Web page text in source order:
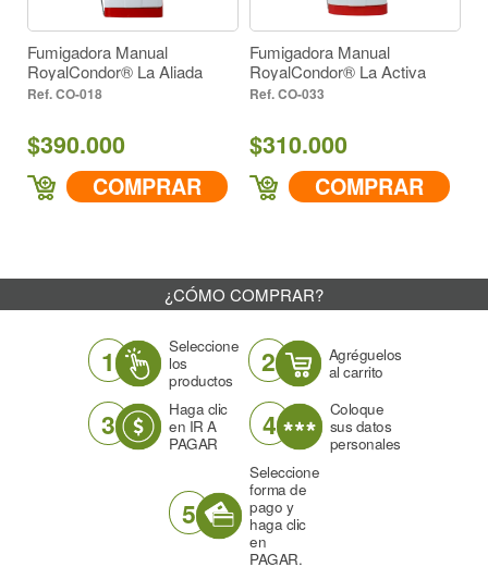
Fumigadora Manual
RoyalCondor® La Aliada
CO-018
$390.000
COMPRAR
Fumigadora Manual
RoyalCondor® La Activa
CO-033
$310.000
COMPRAR
¿CÓMO COMPRAR?
1
Seleccione
los
productos
2
Agréguelos
al carrito
3
Haga clic
en IR A
PAGAR
4
Coloque
sus datos
personales
5
Seleccione
forma de
pago y
haga clic
en
PAGAR.